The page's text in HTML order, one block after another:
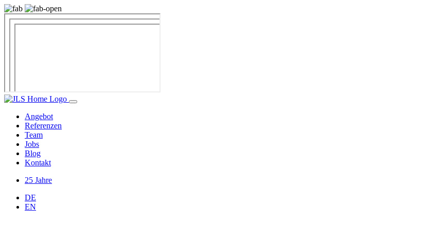
Angebot
Referenzen
Team
Jobs
Blog
Kontakt
25 Jahre
DE
EN